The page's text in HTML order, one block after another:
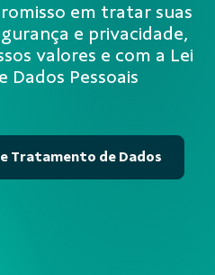
em tratar suas
e privacidade,
valores e com a Lei
Dados Pessoais
Tratamento de Dados